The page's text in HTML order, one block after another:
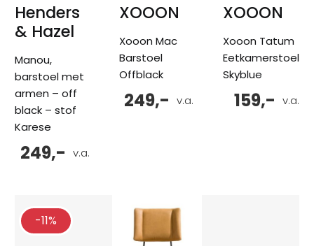
Henders
& Hazel
Manou,
barstoel met
armen – off
black – stof
Karese
v.a.
249,-
XOOON
Xooon Mac
Barstoel
Offblack
v.a.
249,-
XOOON
Xooon Tatum
Eetkamerstoel
Skyblue
v.a.
159,-
-11%